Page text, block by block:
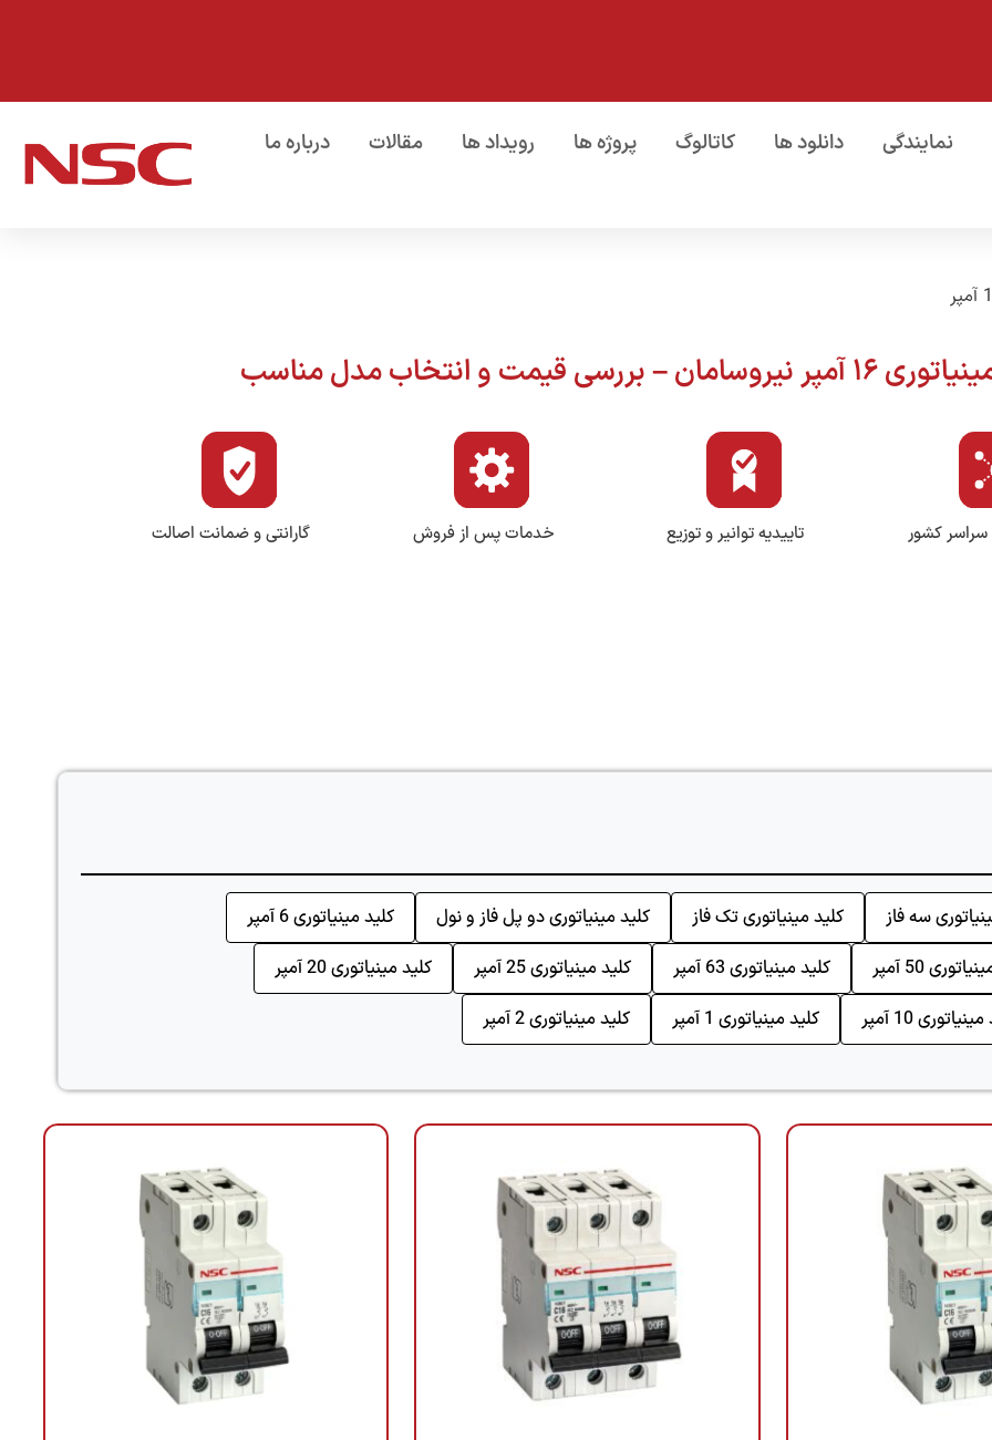
نمایندگی دانلود ها کاتالوگ پروژه ها رویداد ها مقالات
درباره ما
قیمت و انتخاب مدل مناسب
سراسر کشور تاییدیه توانیر و توزیع خدمات پس از فروش گارانتی و ضمانت اصالت
سه فاز کلید مینیاتوری تک فاز کلید مینیاتوری دو پل فاز و نول
کلید مینیاتوری 6 آمپر
50 آمپر کلید مینیاتوری 63 آمپر کلید مینیاتوری 25 آمپر
کلید مینیاتوری 20 آمپر
10 آمپر کلید مینیاتوری 1 آمپر کلید مینیاتوری 2 آمپر